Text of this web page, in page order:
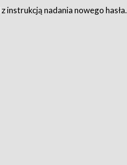
instrukcją nadania nowego hasła.